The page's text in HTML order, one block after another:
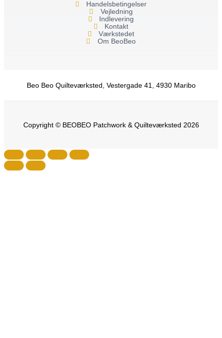
f
Handelsbetingelser
Vejledning
Indlevering
Kontakt
Værkstedet
Om BeoBeo
Beo Beo Quilteværksted, Vestergade 41, 4930 Maribo
Copyright © BEOBEO Patchwork & Quilteværksted 2026